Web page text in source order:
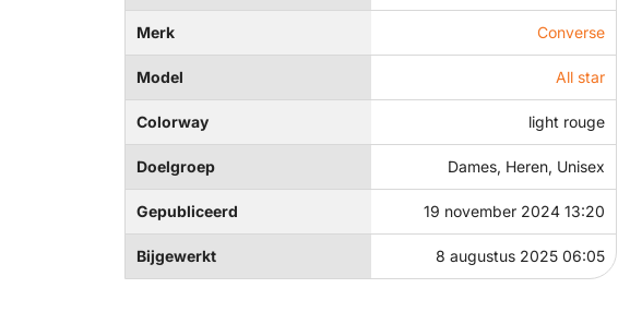
Merk Converse
Model All star
Colorway light rouge
Doelgroep Dames, Heren, Unisex
Gepubliceerd 19 november 2024 13:20
Bijgewerkt 8 augustus 2025 06:05